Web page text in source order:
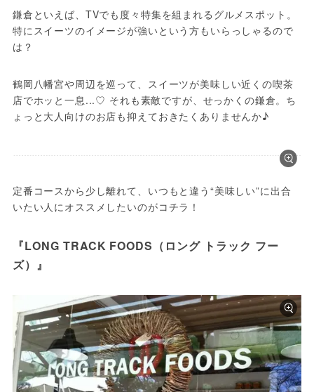
鎌倉といえば、TVでも度々特集を組まれるグルメスポット。
特にスイーツのイメージが強いという方もいらっしゃるので
は？
鶴岡八幡宮や周辺を巡って、スイーツが美味しい近くの喫茶
店でホッと一息...♡ それも素敵ですが、せっかくの鎌倉。ち
ょっと大人向けのお店も抑えておきたくありませんか♪
定番コースから少し離れて、いつもと違う“美味しい”に出合
いたい人にオススメしたいのがコチラ！
『LONG TRACK FOODS（ロング トラック フー
ズ）』